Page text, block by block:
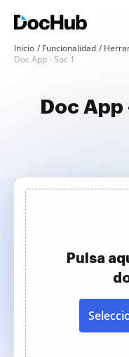
Inicio Funcionalidad
Doc App - Soc 1
Doc App
Pulsa